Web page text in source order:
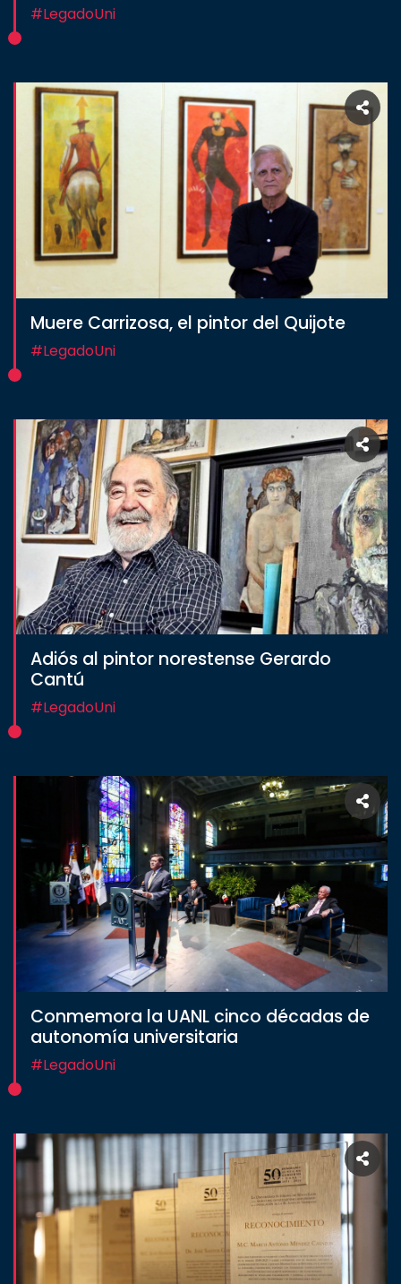
#LegadoUni
Muere Carrizosa, el pintor del Quijote
#LegadoUni
Adiós al pintor norestense Gerardo
Cantú
#LegadoUni
Conmemora la UANL cinco décadas de
autonomía universitaria
#LegadoUni